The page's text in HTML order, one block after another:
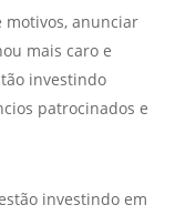
motivos, anunciar
mais caro e
investindo
patrocinados e
investindo em